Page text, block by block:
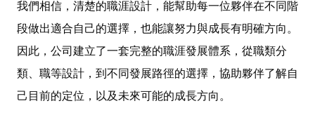
我們相信，清楚的職涯設計，能幫助每一位夥伴在不同階
段做出適合自己的選擇，也能讓努力與成長有明確方向。
因此，公司建立了一套完整的職涯發展體系，從職類分
類、職等設計，到不同發展路徑的選擇，協助夥伴了解自
己目前的定位，以及未來可能的成長方向。